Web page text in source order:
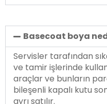
Basecoat boya
Servisler tarafından
ve tamir işlerinde
araçlar ve bunların
bileşenli kapalı kutu
ayrı satılır.